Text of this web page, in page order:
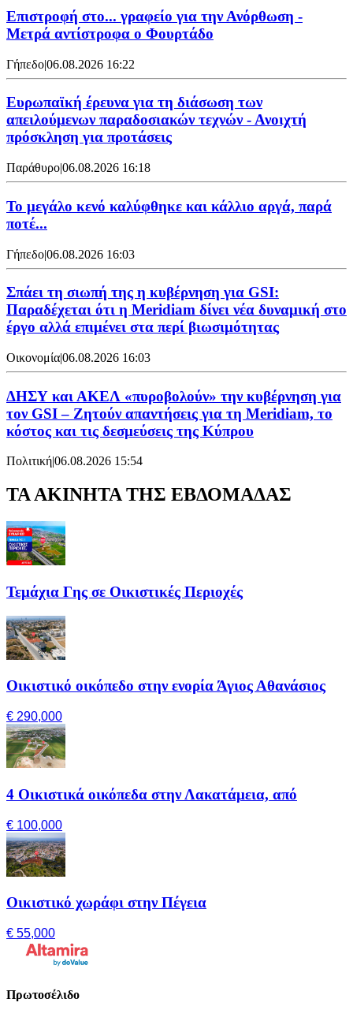
Επιστροφή στο... γραφείο για την Ανόρθωση -
Μετρά αντίστροφα ο Φουρτάδο
Γήπεδο|06.08.2026 16:22
Ευρωπαϊκή έρευνα για τη διάσωση των
απειλούμενων παραδοσιακών τεχνών - Ανοιχτή
πρόσκληση για προτάσεις
Παράθυρο|06.08.2026 16:18
Το μεγάλο κενό καλύφθηκε και κάλλιο αργά, παρά
ποτέ...
Γήπεδο|06.08.2026 16:03
Σπάει τη σιωπή της η κυβέρνηση για GSI:
Παραδέχεται ότι η Meridiam δίνει νέα δυναμική στο
έργο αλλά επιμένει στα περί βιωσιμότητας
Οικονομία|06.08.2026 16:03
ΔΗΣΥ και ΑΚΕΛ «πυροβολούν» την κυβέρνηση για
τον GSI – Ζητούν απαντήσεις για τη Meridiam, το
κόστος και τις δεσμεύσεις της Κύπρου
Πολιτική|06.08.2026 15:54
ΤΑ ΑΚΙΝΗΤΑ ΤΗΣ ΕΒΔΟΜΑΔΑΣ
Τεμάχια Γης σε Οικιστικές Περιοχές
Οικιστικό οικόπεδο στην ενορία Άγιος Αθανάσιος
€ 290,000
4 Οικιστικά οικόπεδα στην Λακατάμεια, από
€ 100,000
Οικιστικό χωράφι στην Πέγεια
€ 55,000
Πρωτοσέλιδο